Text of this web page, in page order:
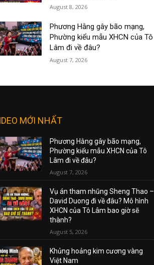
August 8, 2026
Phương Hằng gây bão mạng,
Phường kiểu mẫu XHCN của Tô
Lâm đi về đâu?
August 7, 2026
MỚI NHẤT
Phương Hằng gây bão mạng,
Phường kiểu mẫu XHCN của Tô
Lâm đi về đâu?
August 7, 2026
Vụ án tham nhũng Sheng Thao –
David Duong đi về đâu? Mô hình
XHCN của Tô Lâm bao giờ sẽ
thành?
August 5, 2026
Khủng hoảng kim cương vàng
Việt Nam